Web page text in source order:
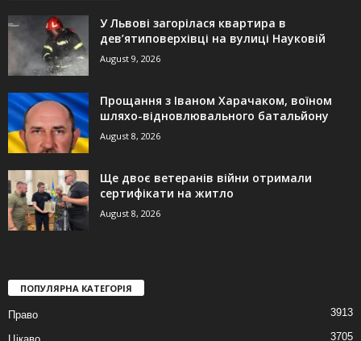
У Львові загорілася квартира в
дев’ятиповерхівці на вулиці Науковій
August 9, 2026
Прощання з Іваном Харачаком, воїном
шляхо-відновлювального батальйону
August 8, 2026
Ще двоє ветеранів війни отримали
сертифікати на житло
August 8, 2026
ПОПУЛЯРНА КАТЕГОРІЯ
Право 3913
3705